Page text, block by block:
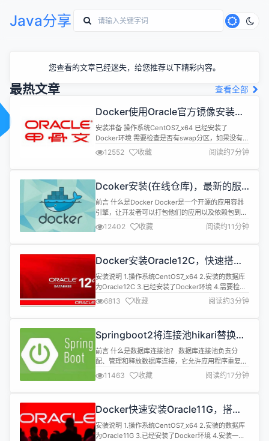
Java分享
您查看的文章已经迷失，给您推荐以下精彩内容。
最热文章 查看全部
Docker使用Oracle官方镜像安装
(12C,18C,19C)
安装准备 操作系统CentOS7_x64 已经安装了
Docker环境 需要检查是否有swap分区，如果没有请
设置 Oracle官方dockerfiles下载 1.下载 地
址:https://github.com/oracle/docker-images 2.
上传 解压后打开docker-images-
12552 收藏 阅读约7分钟
Dcoker安装(在线仓库)，最新的服
务器搭配容器使用
前言 什么是Docker Docker是一个开源的应用容器
引擎，让开发者可以打包他们的应用以及依赖包到一
个可移植的镜像中，然后发布到任何流行的Linux或
Windows机器上，也可以实现虚拟化。容器是完全
使用沙箱机制，相互之间不会有任何接口。 Docker
部分内存和硬盘空间。它运行的时候，其他程序就不
能使用这些...
12402 收藏 阅读约11分钟
Docker安装Oracle12C，快速搭建
Oracle学习环境
安装说明 1.操作系统CentOS7_x64 2.安装的数据库
为Oracle12C 3.已经安装了Docker环境 4.需要检查
是否有swap分区，如果没有请设置 安装 1.Docker安
装 镜像准备 sh 复制代码 docker pull
sath89/oracle-12c 启动镜像 sh 复制代码 docker
6813 收藏 阅读约3分钟
Springboot2将连接池hikari替换为
druid，体验最强大的数据库连接池
前言 什么是数据库连接池？ 数据库连接池负责分
配、管理和释放数据库连接，它允许应用程序重复使
用一个现有的数据库连接，而不是再重新建立一个；
释放空闲时间超过最大空闲时间的数据库连接来避免
因为没有释放数据库连接而引起的数据库连接遗漏。
接池对比 Druid： Druid是Java语言中最好的数据库
连接池，Druid能...
11463 收藏 阅读约17分钟
Docker快速安装Oracle11G，搭建
oracle11g学习环境
安装说明 1.操作系统CentOS7_x64 2.安装的数据库
为Oracle11G 3.已经安装了Docker环境 4.安装一些